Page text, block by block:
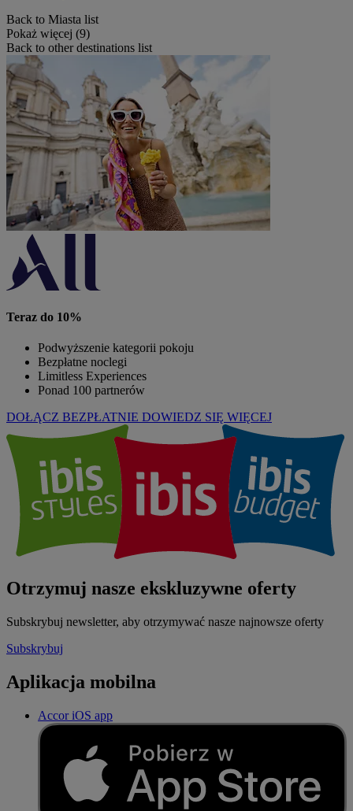
Back to Miasta list
Pokaż więcej (9)
Back to other destinations list
Teraz do 10%
Podwyższenie kategorii pokoju
Bezpłatne noclegi
Limitless Experiences
Ponad 100 partnerów
DOŁĄCZ BEZPŁATNIE DOWIEDZ SIĘ WIĘCEJ
Otrzymuj nasze ekskluzywne oferty
Subskrybuj newsletter, aby otrzymywać nasze najnowsze oferty
Subskrybuj
Aplikacja mobilna
Accor iOS app